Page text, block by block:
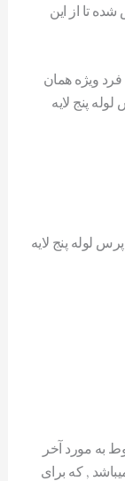
تا از این
منحصر به فرد ویژه همان
پنج لایه
لوله پنج لایه
به مورد آخر
, که برای